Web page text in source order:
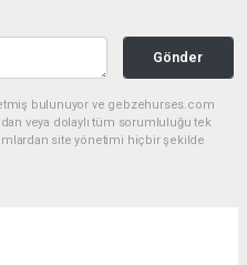
Gönder
bulunuyor ve gebzehurses.com
veya dolaylı tüm sorumluluğu tek
site yönetimi hiçbir şekilde